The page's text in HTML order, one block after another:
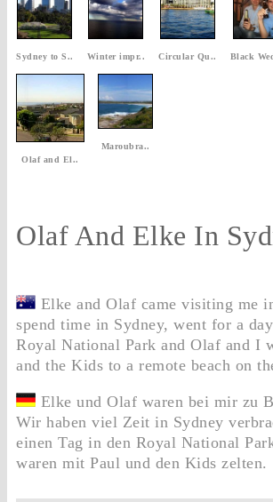
Sydney to S.. Winter impr.. Circular Qu.. Black
Olaf and El..
Maroubra..
Olaf And Elke In
Elke and Olaf came visiting me
spend time in Sydney, went for a
Royal National Park and Olaf and I
and the Kids to a remote beach on
Elke und Olaf waren bei mir zu
Wir haben viel Zeit in Sydney
einen Tag in den Royal National
waren mit Paul und den Kids zelten.